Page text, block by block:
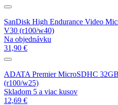
SanDisk High Endurance Video
V30 (r100/w40)
Na objednávku
31,90 €
ADATA Premier MicroSDHC
(r100/w25)
Skladom 5 a viac kusov
12,69 €